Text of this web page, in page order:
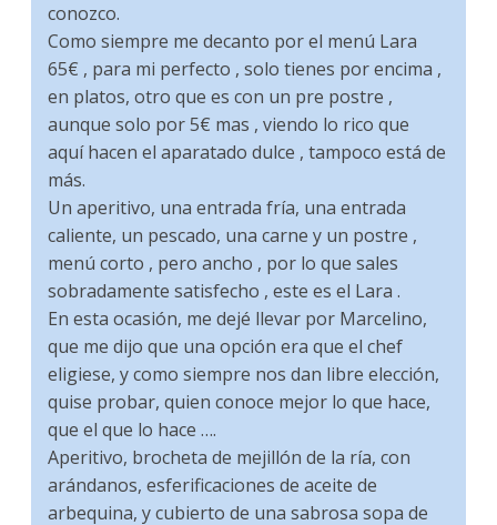
conozco.
Como siempre me decanto por el menú Lara
65€ , para mi perfecto , solo tienes por encima ,
en platos, otro que es con un pre postre ,
aunque solo por 5€ mas , viendo lo rico que
aquí hacen el aparatado dulce , tampoco está de
más.
Un aperitivo, una entrada fría, una entrada
caliente, un pescado, una carne y un postre ,
menú corto , pero ancho , por lo que sales
sobradamente satisfecho , este es el Lara .
En esta ocasión, me dejé llevar por Marcelino,
que me dijo que una opción era que el chef
eligiese, y como siempre nos dan libre elección,
quise probar, quien conoce mejor lo que hace,
que el que lo hace ….
Aperitivo, brocheta de mejillón de la ría, con
arándanos, esferificaciones de aceite de
arbequina, y cubierto de una sabrosa sopa de